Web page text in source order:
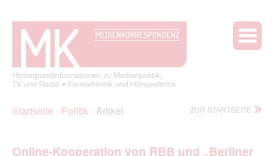
Startseite Politik Artikel ZUR STARTSEITE
Online-Kooperation von RBB und „Berliner